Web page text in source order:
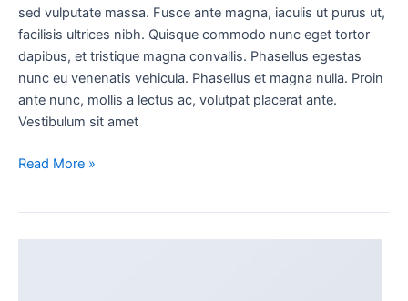
sed vulputate massa. Fusce ante magna, iaculis ut purus ut,
facilisis ultrices nibh. Quisque commodo nunc eget tortor
dapibus, et tristique magna convallis. Phasellus egestas
nunc eu venenatis vehicula. Phasellus et magna nulla. Proin
ante nunc, mollis a lectus ac, volutpat placerat ante.
Vestibulum sit amet
Read More »